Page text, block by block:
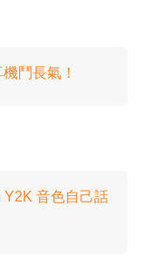
鬥長氣！
Y2K 音色自己話